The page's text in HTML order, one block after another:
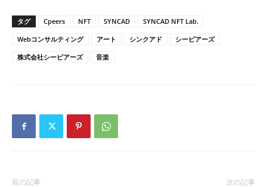
タグ Cpeers NFT SYNCAD
SYNCAD NFT Lab.
Webコンサルティング
アート シンクアド
シーピアーズ
株式会社シーピアーズ
音楽
前の記事 次の記事